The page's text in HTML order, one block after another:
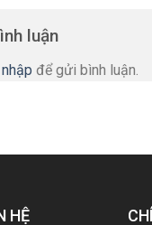
luận
để gửi bình luận.
HỆ